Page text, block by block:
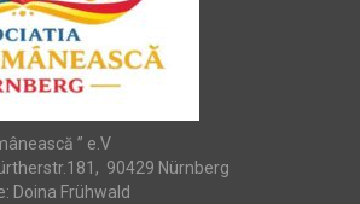
” e.V
90429 Nürnberg
Doina Frühwald